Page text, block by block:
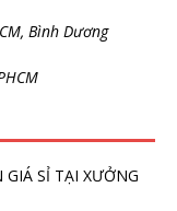
Bình Dương
SỈ TẠI XƯỞNG